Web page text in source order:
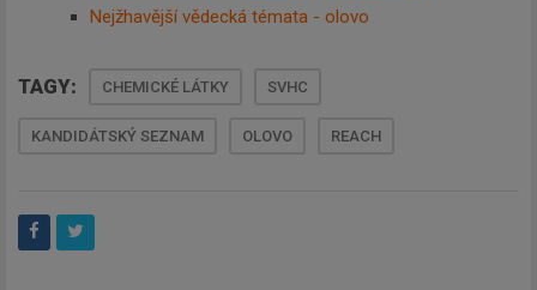
Nejžhavější vědecká témata - olovo
TAGY: CHEMICKÉ LÁTKY SVHC
KANDIDÁTSKÝ SEZNAM OLOVO REACH